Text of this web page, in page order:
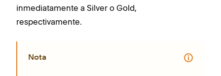
inmediatamente a Silver o Gold,
respectivamente.
Nota